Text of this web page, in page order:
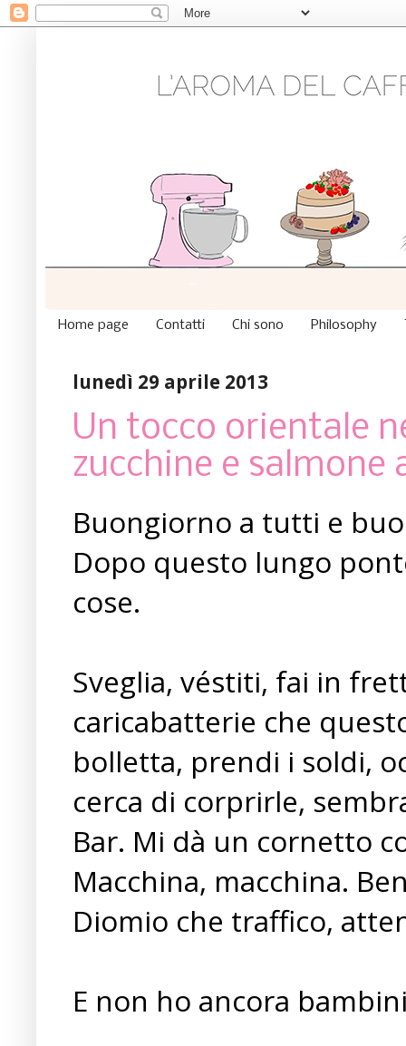
Home page Contatti Chi sono Philosophy
lunedì 29 aprile 2013
Un tocco orientale
zucchine e salmone
Buongiorno a tutti e
Dopo questo lungo
cose.
Sveglia, véstiti, fai in
caricabatterie che
bolletta, prendi i soldi,
cerca di corprirle,
Bar. Mi dà un cornetto
Macchina, macchina.
Diomio che traffico,
E non ho ancora